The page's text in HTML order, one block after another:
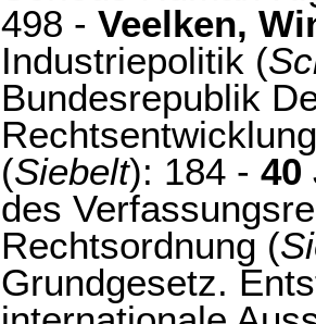
498 - Veelken,
Industriepolitik (
Bundesrepublik
(Siebelt): 184 - 40
des
Rechtsordnung (
Grundgesetz.